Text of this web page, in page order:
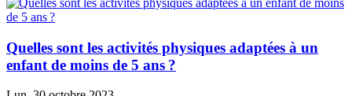
Quelles sont les activités physiques adaptées à un
enfant de moins de 5 ans ?